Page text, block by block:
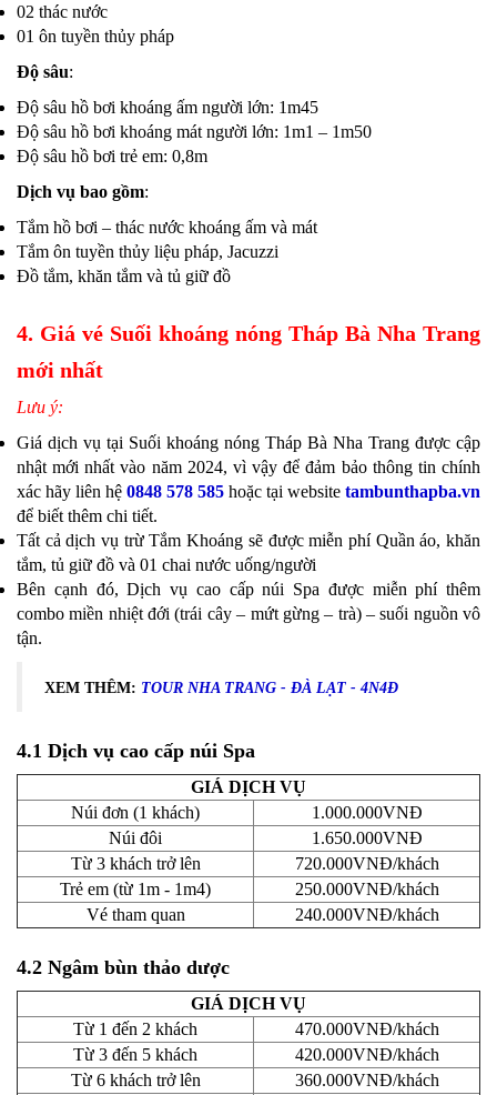
02 thác nước
01 ôn tuyền thủy pháp
Độ sâu:
Độ sâu hồ bơi khoáng ấm người lớn: 1m45
Độ sâu hồ bơi khoáng mát người lớn: 1m1 – 1m50
Độ sâu hồ bơi trẻ em: 0,8m
Dịch vụ bao gồm:
Tắm hồ bơi – thác nước khoáng ấm và mát
Tắm ôn tuyền thủy liệu pháp, Jacuzzi
Đồ tắm, khăn tắm và tủ giữ đồ
4. Giá vé Suối khoáng nóng Tháp Bà Nha Trang
mới nhất
Lưu ý:
Giá dịch vụ tại Suối khoáng nóng Tháp Bà Nha Trang được cập
nhật mới nhất vào năm 2024, vì vậy để đảm bảo thông tin chính
xác hãy liên hệ 0848 578 585 hoặc tại website tambunthapba.vn
để biết thêm chi tiết.
Tất cả dịch vụ trừ Tắm Khoáng sẽ được miễn phí Quần áo, khăn
tắm, tủ giữ đồ và 01 chai nước uống/người
Bên cạnh đó, Dịch vụ cao cấp núi Spa được miễn phí thêm
combo miền nhiệt đới (trái cây – mứt gừng – trà) – suối nguồn vô
tận.
XEM THÊM: TOUR NHA TRANG - ĐÀ LẠT - 4N4Đ
4.1 Dịch vụ cao cấp núi Spa
GIÁ DỊCH VỤ
Núi đơn (1 khách)
1.000.000VNĐ
Núi đôi
1.650.000VNĐ
Từ 3 khách trở lên
720.000VNĐ/khách
Trẻ em (từ 1m - 1m4)
250.000VNĐ/khách
Vé tham quan
240.000VNĐ/khách
4.2 Ngâm bùn thảo dược
GIÁ DỊCH VỤ
Từ 1 đến 2 khách
470.000VNĐ/khách
Từ 3 đến 5 khách
420.000VNĐ/khách
Từ 6 khách trở lên
360.000VNĐ/khách